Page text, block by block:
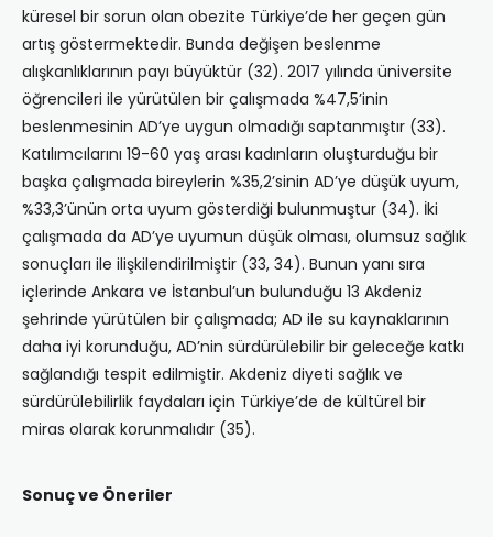
küresel bir sorun olan obezite Türkiye’de her geçen gün
artış göstermektedir. Bunda değişen beslenme
alışkanlıklarının payı büyüktür (32). 2017 yılında üniversite
öğrencileri ile yürütülen bir çalışmada %47,5’inin
beslenmesinin AD’ye uygun olmadığı saptanmıştır (33).
Katılımcılarını 19-60 yaş arası kadınların oluşturduğu bir
başka çalışmada bireylerin %35,2’sinin AD’ye düşük uyum,
%33,3’ünün orta uyum gösterdiği bulunmuştur (34). İki
çalışmada da AD’ye uyumun düşük olması, olumsuz sağlık
sonuçları ile ilişkilendirilmiştir (33, 34). Bunun yanı sıra
içlerinde Ankara ve İstanbul’un bulunduğu 13 Akdeniz
şehrinde yürütülen bir çalışmada; AD ile su kaynaklarının
daha iyi korunduğu, AD’nin sürdürülebilir bir geleceğe katkı
sağlandığı tespit edilmiştir. Akdeniz diyeti sağlık ve
sürdürülebilirlik faydaları için Türkiye’de de kültürel bir
miras olarak korunmalıdır (35).
Sonuç ve Öneriler